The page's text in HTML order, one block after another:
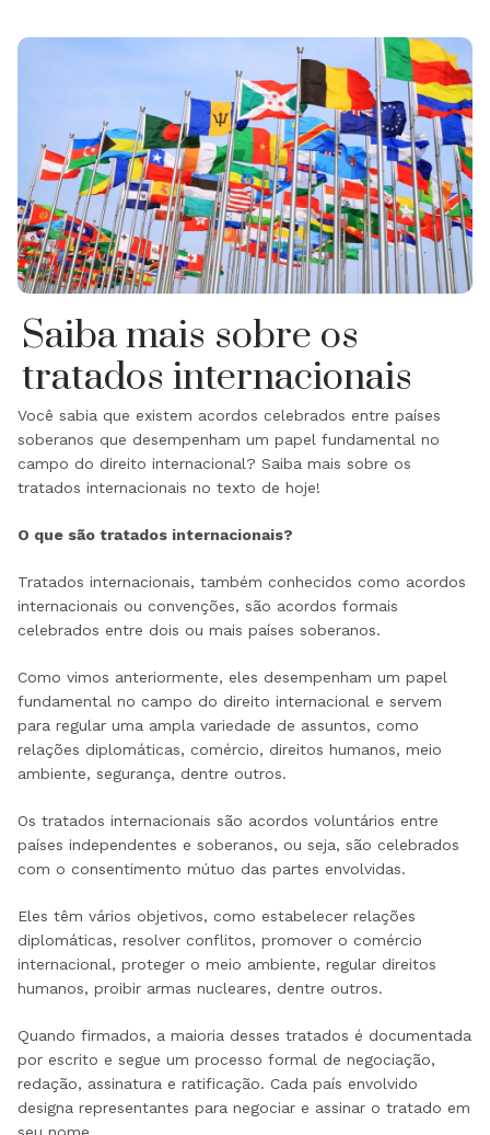
Saiba mais sobre os
tratados internacionais
Você sabia que existem acordos celebrados entre países
soberanos que desempenham um papel fundamental no
campo do direito internacional? Saiba mais sobre os
tratados internacionais no texto de hoje!
O que são tratados internacionais?
Tratados internacionais, também conhecidos como acordos
internacionais ou convenções, são acordos formais
celebrados entre dois ou mais países soberanos.
Como vimos anteriormente, eles desempenham um papel
fundamental no campo do direito internacional e servem
para regular uma ampla variedade de assuntos, como
relações diplomáticas, comércio, direitos humanos, meio
ambiente, segurança, dentre outros.
Os tratados internacionais são acordos voluntários entre
países independentes e soberanos, ou seja, são celebrados
com o consentimento mútuo das partes envolvidas.
Eles têm vários objetivos, como estabelecer relações
diplomáticas, resolver conflitos, promover o comércio
internacional, proteger o meio ambiente, regular direitos
humanos, proibir armas nucleares, dentre outros.
Quando firmados, a maioria desses tratados é documentada
por escrito e segue um processo formal de negociação,
redação, assinatura e ratificação. Cada país envolvido
designa representantes para negociar e assinar o tratado em
seu nome.